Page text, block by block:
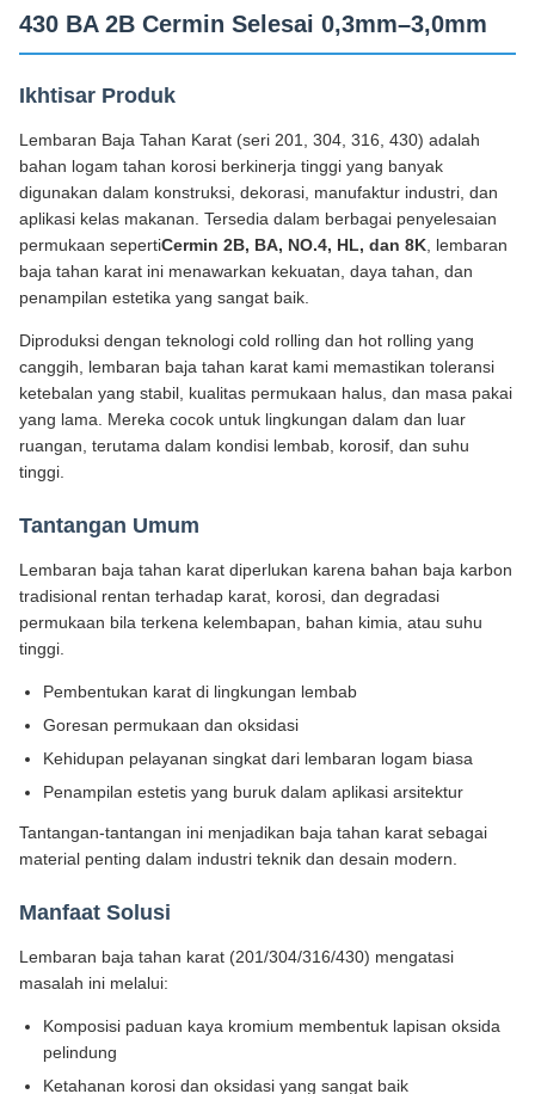
430 BA 2B Cermin Selesai 0,3mm–3,0mm
Ikhtisar Produk
Lembaran Baja Tahan Karat (seri 201, 304, 316, 430) adalah
bahan logam tahan korosi berkinerja tinggi yang banyak
digunakan dalam konstruksi, dekorasi, manufaktur industri, dan
aplikasi kelas makanan. Tersedia dalam berbagai penyelesaian
permukaan sepertiCermin 2B, BA, NO.4, HL, dan 8K , lembaran
baja tahan karat ini menawarkan kekuatan, daya tahan, dan
penampilan estetika yang sangat baik.
Diproduksi dengan teknologi cold rolling dan hot rolling yang
canggih, lembaran baja tahan karat kami memastikan toleransi
ketebalan yang stabil, kualitas permukaan halus, dan masa pakai
yang lama. Mereka cocok untuk lingkungan dalam dan luar
ruangan, terutama dalam kondisi lembab, korosif, dan suhu
tinggi.
Tantangan Umum
Lembaran baja tahan karat diperlukan karena bahan baja karbon
tradisional rentan terhadap karat, korosi, dan degradasi
permukaan bila terkena kelembapan, bahan kimia, atau suhu
tinggi.
Pembentukan karat di lingkungan lembab
Goresan permukaan dan oksidasi
Kehidupan pelayanan singkat dari lembaran logam biasa
Penampilan estetis yang buruk dalam aplikasi arsitektur
Tantangan-tantangan ini menjadikan baja tahan karat sebagai
material penting dalam industri teknik dan desain modern.
Manfaat Solusi
Lembaran baja tahan karat (201/304/316/430) mengatasi
masalah ini melalui:
Komposisi paduan kaya kromium membentuk lapisan oksida
pelindung
Ketahanan korosi dan oksidasi yang sangat baik